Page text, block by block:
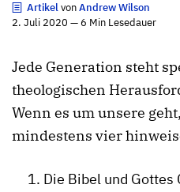
ArtikelvonAndrew Wilson
2. Juli 2020 — 6 Min Lesedauer
Jede Generation steht
theologischen
Wenn es um unsere
mindestens vier
Die Bibel und